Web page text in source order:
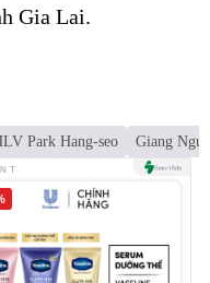
Gia Lai.
Park Hang-seo Giang